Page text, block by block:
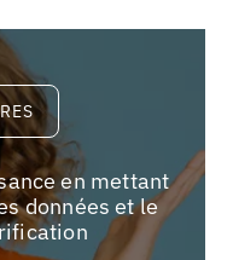
en mettant
données et le